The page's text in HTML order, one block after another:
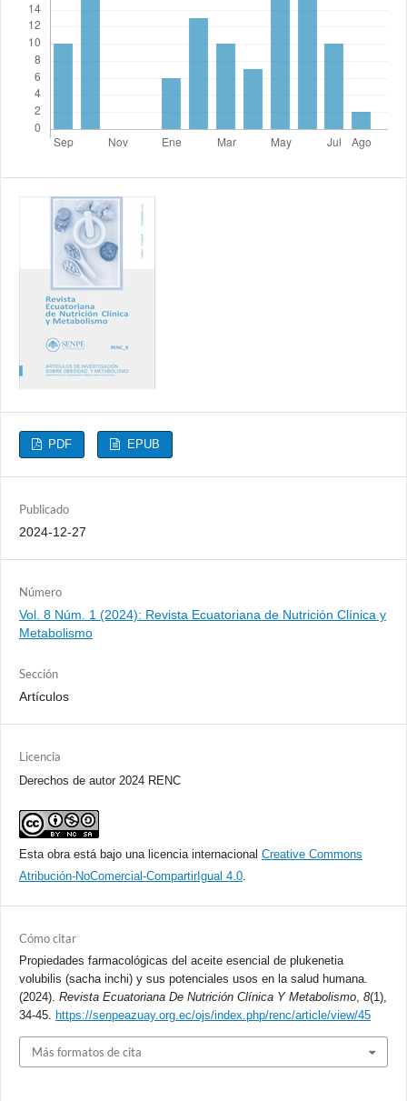
PDF EPUB
Publicado
2024-12-27
Número
Vol. 8 Núm. 1 (2024): Revista Ecuatoriana de Nutrición Clínica y
Metabolismo
Sección
Artículos
Licencia
Derechos de autor 2024 RENC
Esta obra está bajo una licencia internacional Creative Commons
Atribución-NoComercial-CompartirIgual 4.0.
Cómo citar
Propiedades farmacológicas del aceite esencial de plukenetia
volubilis (sacha inchi) y sus potenciales usos en la salud humana.
(2024). Revista Ecuatoriana De Nutrición Clínica Y Metabolismo, 8(1),
34-45.
https://senpeazuay.org.ec/ojs/index.php/renc/article/view/45
Más formatos de cita